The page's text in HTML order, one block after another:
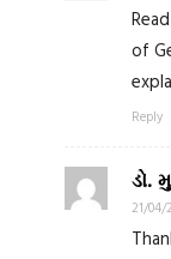
of
Reply
ડો.
21/04/